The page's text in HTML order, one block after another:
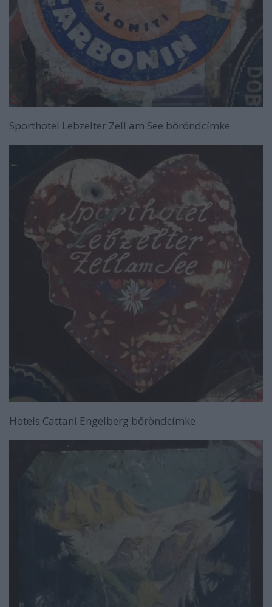
Sporthotel Lebzelter Zell am See bőröndcímke
Hotels Cattani Engelberg bőröndcímke